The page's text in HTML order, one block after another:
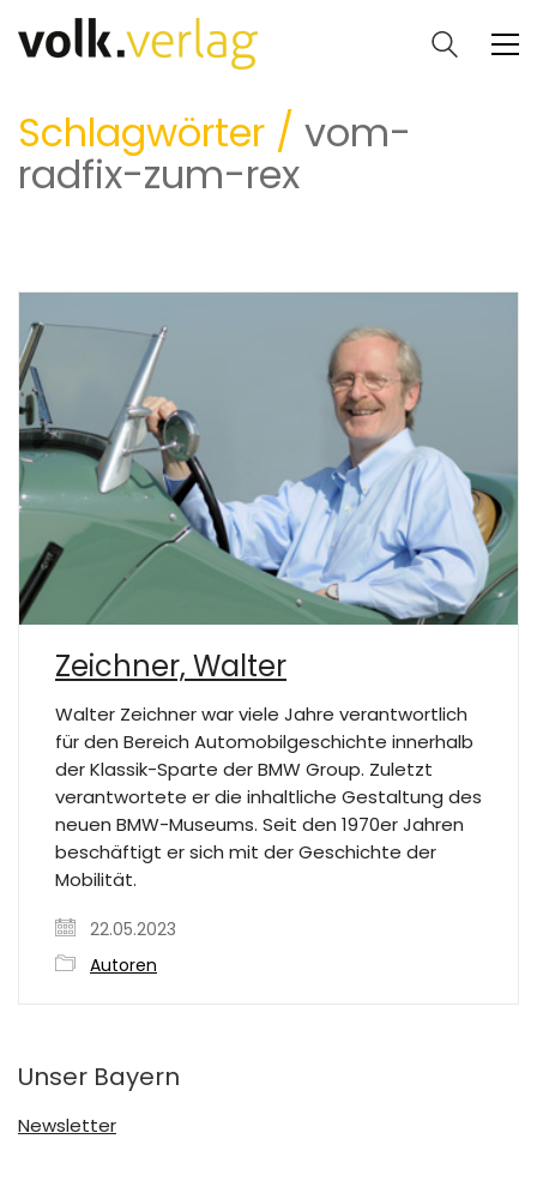
Schlagwörter / vom-
radfix-zum-rex
Zeichner, Walter
Walter Zeichner war viele Jahre verantwortlich
für den Bereich Automobilgeschichte innerhalb
der Klassik-Sparte der BMW Group. Zuletzt
verantwortete er die inhaltliche Gestaltung des
neuen BMW-Museums. Seit den 1970er Jahren
beschäftigt er sich mit der Geschichte der
Mobilität.
22.05.2023
Autoren
Unser Bayern
Newsletter